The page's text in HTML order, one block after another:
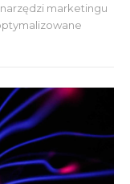
marketingu